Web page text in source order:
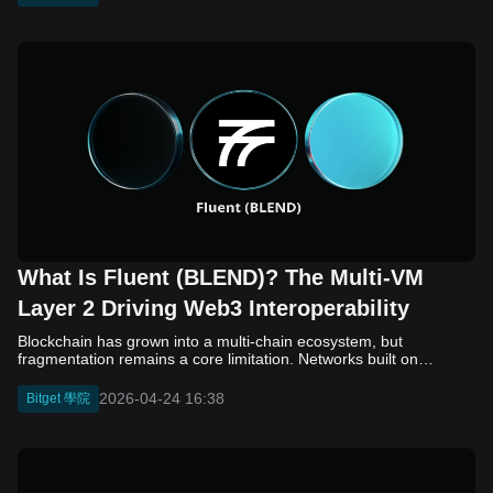
What Is Fluent (BLEND)? The Multi-VM
Layer 2 Driving Web3 Interoperability
Blockchain has grown into a multi-chain ecosystem, but
fragmentation remains a core limitation. Networks built on
struggle to communicate efficiently. While bridges and cross-
chain solutions have improved connectivity, they often introduce
Bitget 學院 2026-04-24 16:38